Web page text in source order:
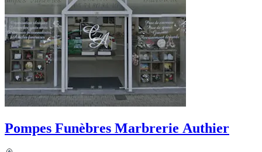
Pompes Funèbres Marbrerie Authier